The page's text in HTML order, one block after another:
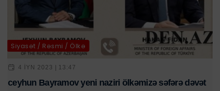
Siyasət / Rəsmi / Ölkə
4 IYN 2023 | 13:47
ceyhun Bayramov yeni naziri ölkəmizə səfərə dəvət